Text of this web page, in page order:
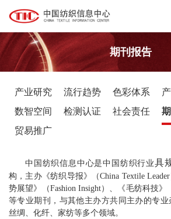
期刊报告
产业研究 流行趋势 色彩体系
数智空间
检测认证 社会责任
贸易推广
中国纺织信息中心是中国纺织行业具
构，主办《纺织导报》（China Textile
势展望》（Fashion Insight）、《毛纺科技》
等专业期刊，与其他主办方共同主办的专业
丝绸、化纤、家纺等多个领域。